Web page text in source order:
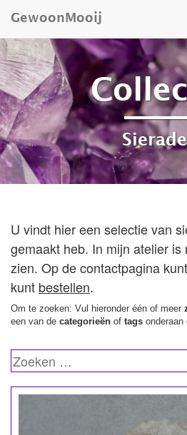
GewoonMooij
U vindt hier een selectie van
gemaakt heb. In mijn atelier is
zien. Op de contactpagina
kunt bestellen.
Om te zoeken: Vul hieronder één of meer
een van de categorieën of tags onderaan